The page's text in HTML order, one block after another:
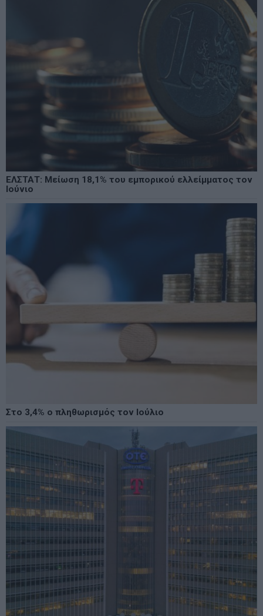
ΕΛΣΤΑΤ: Μείωση 18,1% του εμπορικού ελλείμματος τον
Ιούνιο
Στο 3,4% ο πληθωρισμός τον Ιούλιο